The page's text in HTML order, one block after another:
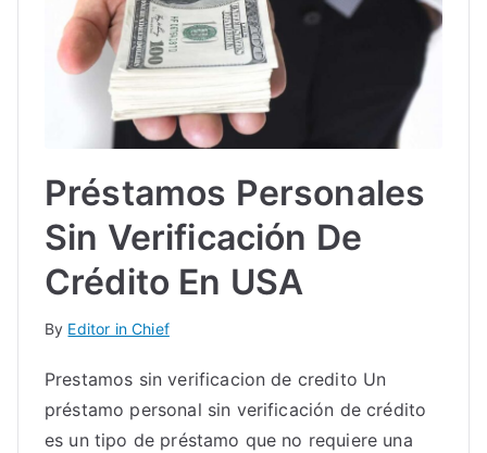
Préstamos Personales
Sin Verificación De
Crédito En USA
By Editor in Chief
Prestamos sin verificacion de credito Un
préstamo personal sin verificación de crédito
es un tipo de préstamo que no requiere una